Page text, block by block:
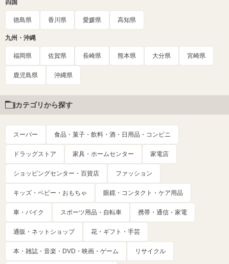
四国
徳島県 香川県 愛媛県 高知県
九州・沖縄
福岡県 佐賀県 長崎県 熊本県 大分県 宮崎県
鹿児島県 沖縄県
カテゴリから探す
スーパー 食品・菓子・飲料・酒・日用品・コンビニ
ドラッグストア 家具・ホームセンター 家電店
ショッピングセンター・百貨店 ファッション
キッズ・ベビー・おもちゃ 眼鏡・コンタクト・ケア用品
車・バイク スポーツ用品・自転車 携帯・通信・家電
通販・ネットショップ 花・ギフト・手芸
本・雑誌・音楽・DVD・映画・ゲーム リサイクル